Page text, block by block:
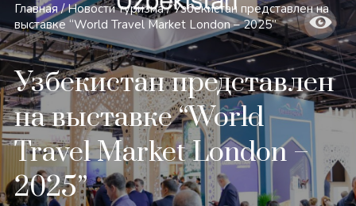
Главная / Новости туризма / Узбекистан представлен на
выставке “World Travel Market London – 2025”
Узбекистан представлен
на выставке “World
Travel Market London –
2025”